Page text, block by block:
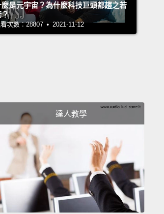
problem. There's only one kind of
poop comes in all shapes
represented by my cartoonish
，大便可是有各種形狀和大小。不過
通版一坨屎呈現。
麼是元宇宙？為什麼科技巨頭都趨之若
？
次數：28807 • 2021-11-12
達人教學